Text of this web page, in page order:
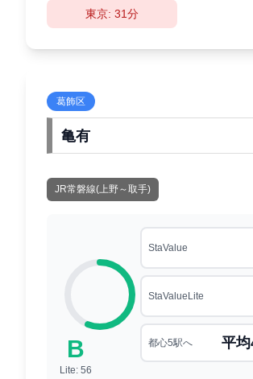
東京: 31分
葛飾区
亀有
JR常磐線(上野～取手)
B
Lite: 56
StaValue
StaValueLite
都心5駅へ 平